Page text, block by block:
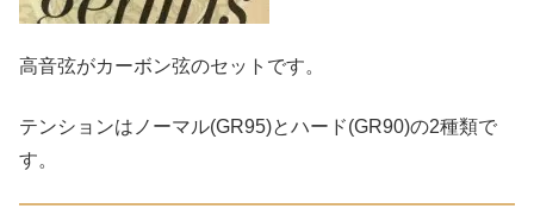
高音弦がカーボン弦のセットです。
テンションはノーマル(GR95)とハード(GR90)の2種類で
す。